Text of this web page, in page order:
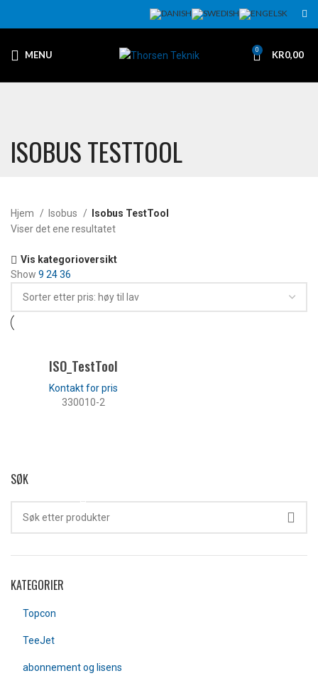
MENU 0 KR0,00
ISOBUS TESTTOOL
SØK
KATEGORIER
Topcon
TeeJet
abonnement og lisens
Hjem Isobus
Isobus TestTool
Viser det ene resultatet
Vis kategorioversikt
Show 9 2436
ISO_TestTool
330010-2